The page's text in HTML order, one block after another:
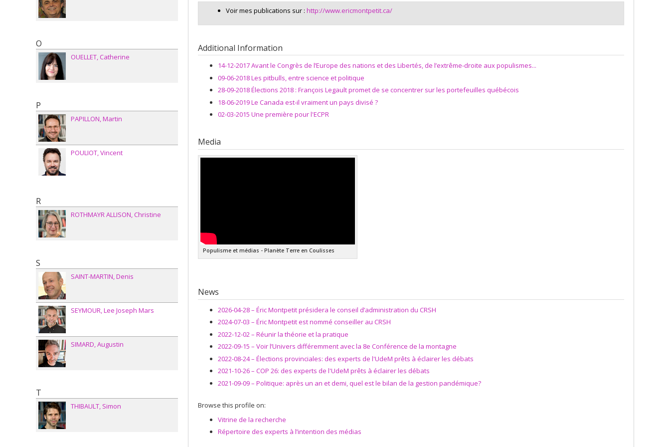
Voir mes publications sur : http://www.ericmontpetit.ca/
Additional Information
14-12-2017 Avant le Congrès de l’Europe des nations et des Libertés, de l’extrême-droite aux populismes...
09-06-2018 Les pitbulls, entre science et politique
28-09-2018 Élections 2018 : François Legault promet de se concentrer sur les portefeuilles québécois
18-06-2019 Le Canada est-il vraiment un pays divisé ?
02-03-2015 Une première pour l'ECPR
Media
Populisme et médias - Planète Terre en Coulisses
News
2026-04-28 – Éric Montpetit présidera le conseil d’administration du CRSH
2024-07-03 – Éric Montpetit est nommé conseiller au CRSH
2022-12-02 – Réunir la théorie et la pratique
2022-09-15 – Voir l’Univers différemment avec la 8e Conférence de la montagne
2022-08-24 – Élections provinciales: des experts de l'UdeM prêts à éclairer les débats
2021-10-26 – COP 26: des experts de l'UdeM prêts à éclairer les débats
2021-09-09 – Politique: après un an et demi, quel est le bilan de la gestion pandémique?
Browse this profile on:
Vitrine de la recherche
Répertoire des experts à l’intention des médias
O
OUELLET Catherine
P
PAPILLON Martin
POULIOT Vincent
R
ROTHMAYR ALLISON Christine
S
SAINT-MARTIN Denis
SEYMOUR Lee Joseph Mars
SIMARD Augustin
T
THIBAULT Simon